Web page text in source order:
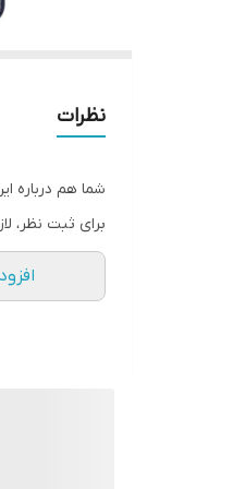
نظرات
شما هم درباره
برای ثبت نظر،